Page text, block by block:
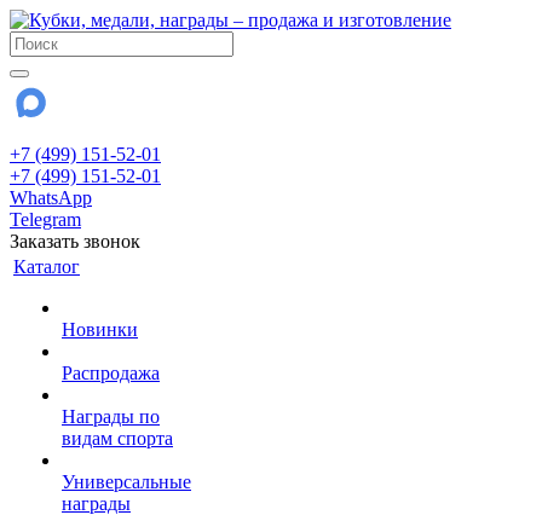
+7 (499) 151-52-01
+7 (499) 151-52-01
WhatsApp
Telegram
Заказать звонок
Каталог
Новинки
Распродажа
Награды по
видам спорта
Универсальные
награды